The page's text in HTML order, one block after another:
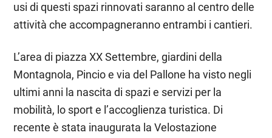
usi di questi spazi rinnovati saranno al centro delle
attività che accompagneranno entrambi i cantieri.
L’area di piazza XX Settembre, giardini della
Montagnola, Pincio e via del Pallone ha visto negli
ultimi anni la nascita di spazi e servizi per la
mobilità, lo sport e l’accoglienza turistica. Di
recente è stata inaugurata la Velostazione